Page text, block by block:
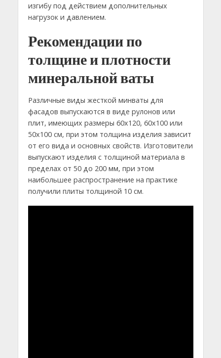
изгибу под действием дополнительных
нагрузок и давлением.
Рекомендации по
толщине и плотности
минеральной ваты
Различные виды жесткой минваты для
фасадов выпускаются в виде рулонов или
плит, имеющих размеры 60х120, 60х100 или
50х100 см, при этом толщина изделия зависит
от его вида и основных свойств. Изготовители
выпускают изделия с толщиной материала в
пределах от 50 до 200 мм, при этом
наибольшее распространение на практике
получили плиты толщиной 10 см.